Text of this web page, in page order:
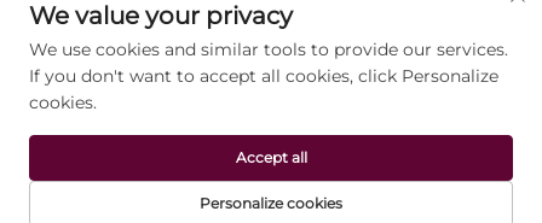
+86-13911459627
[email protected]
Авторське право © 2026 Пекінська компанія Jontelaser
Technology CO., LTD. Усі права захищені.
We value your privacy
We use cookies and similar tools to provide our services.
If you don't want to accept all cookies, click Personalize
cookies.
Personalize cookies
Accept all